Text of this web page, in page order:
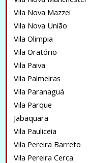
Vila Nova Mazzei
Vila Nova União
Vila Olimpia
Vila Oratório
Vila Paiva
Vila Palmeiras
Vila Paranaguá
Vila Parque
Jabaquara
Vila Pauliceia
Vila Pereira Barreto
Vila Pereira Cerca